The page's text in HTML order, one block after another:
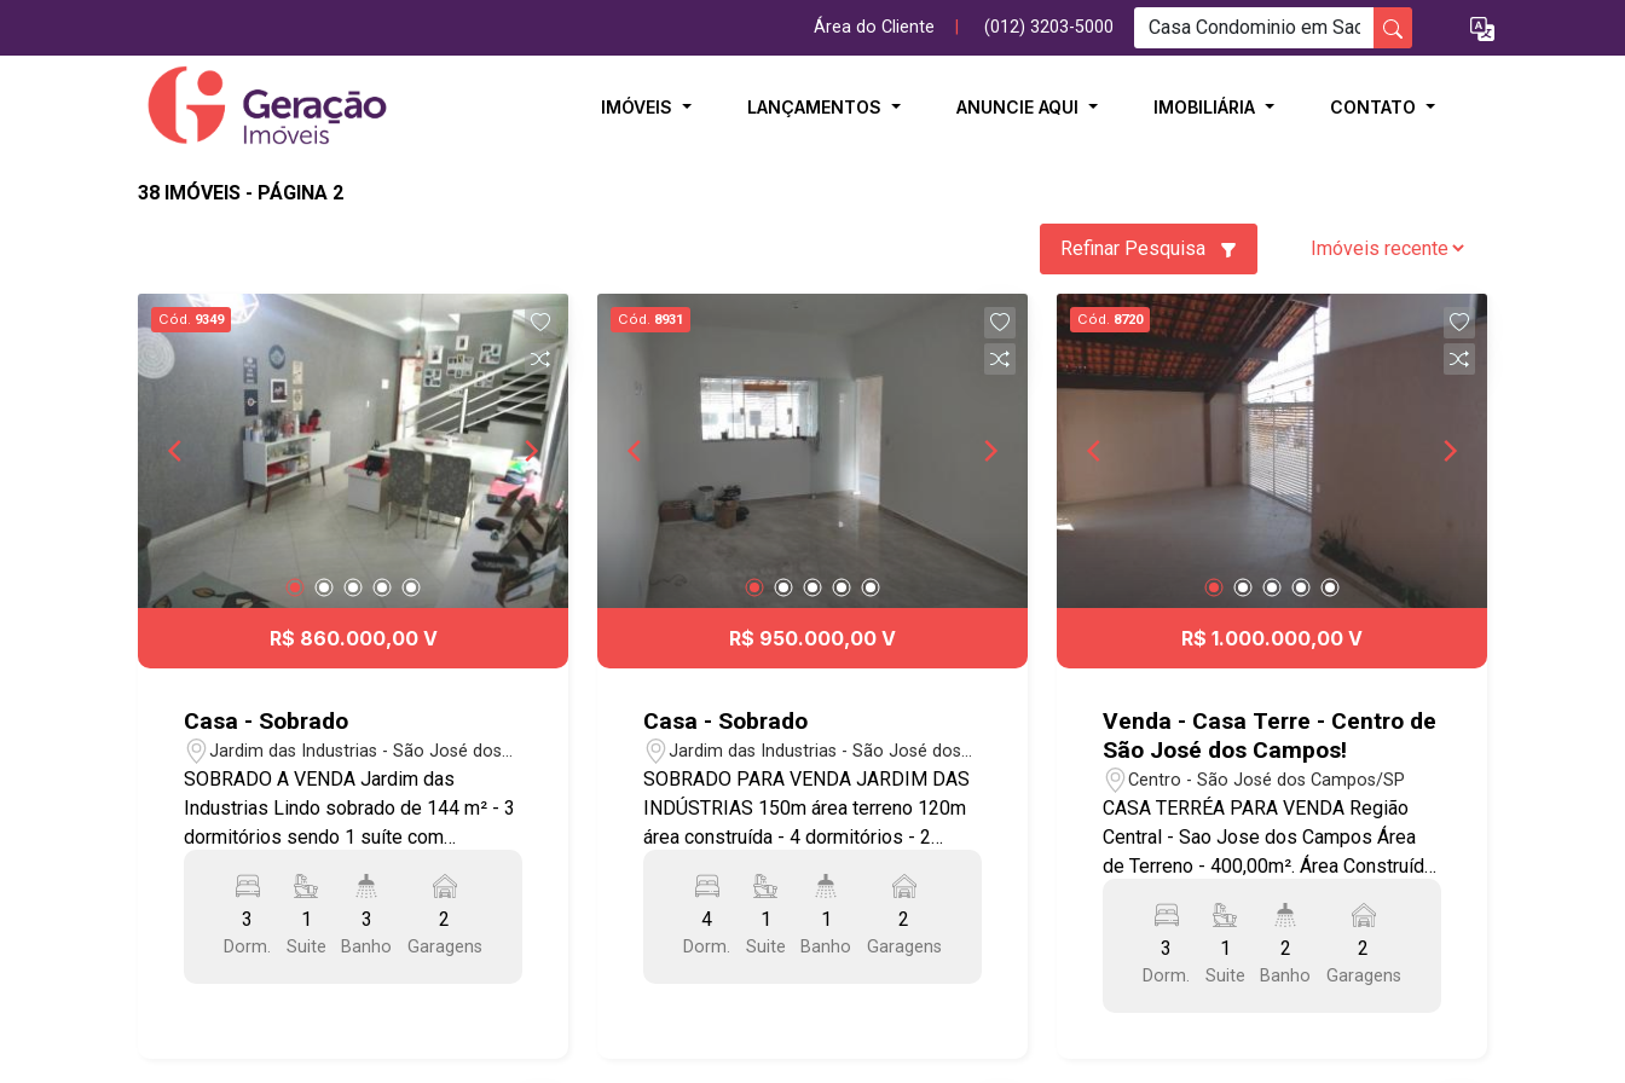
Área do Cliente (012) 3203-5000
IMÓVEIS LANÇAMENTOS ANUNCIE AQUI IMOBILIÁRIA CONTATO
38 IMÓVEIS - PÁGINA 2
Refinar Pesquisa
Cód. 9349
R$ 860.000,00 V
Casa - Sobrado
Jardim das Industrias - São José dos
Campos/SP
SOBRADO A VENDA Jardim das
Industrias Lindo sobrado de 144 m² - 3
dormitórios sendo 1 suíte com
Inverter - Sala de estar/jantar, ampla
copa e cozinha com planejados - Área
de serviço - Espaço gourmet com
3
Dorm.
1
Suite
3
Banho
2
Garagens
Cód. 8931
R$ 950.000,00 V
Casa - Sobrado
Jardim das Industrias - São José dos
Campos/SP
SOBRADO PARA VENDA JARDIM DAS
INDÚSTRIAS 150m área terreno 120m
área construída - 4 dormitórios - 2
Superior - 3 dormitórios sendo 1 suite
com sacada - banheiro social Térreo -
sala para 2 ambientes, - 1 dormitório -
4
Dorm.
1
Suite
1
Banho
2
Garagens
Cód. 8720
R$ 1.000.000,00 V
Venda - Casa Terre - Centro de
São José dos Campos!
Centro - São José dos Campos/SP
CASA TERRÉA PARA VENDA Região
Central - Sao Jose dos Campos Área
de Terreno - 400,00m². Área Construída
em excelente localização! Com
Tubulação para água quente. Área
externa em piso porcelanato rustico. 3
3
Dorm.
1
Suite
2
Banho
2
Garagens